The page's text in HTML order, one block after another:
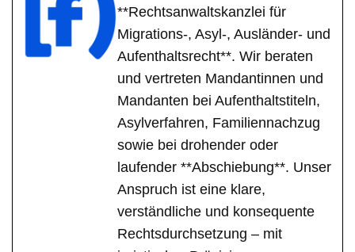
**Rechtsanwaltskanzlei für
Migrations-, Asyl-, Ausländer- und
Aufenthaltsrecht**. Wir beraten
und vertreten Mandantinnen und
Mandanten bei Aufenthaltstiteln,
Asylverfahren, Familiennachzug
sowie bei drohender oder
laufender **Abschiebung**. Unser
Anspruch ist eine klare,
verständliche und konsequente
Rechtsdurchsetzung – mit